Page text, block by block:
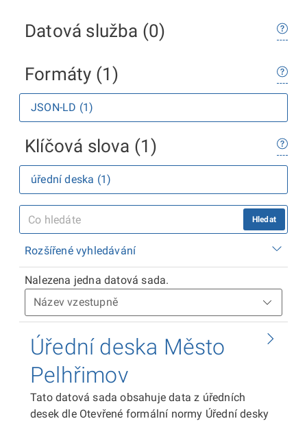
Datová služba (0)
Formáty (1)
JSON-LD (1)
Klíčová slova (1)
úřední deska (1)
Hledat
Rozšířené vyhledávání
Nalezena jedna datová sada.
Úřední deska Město
Pelhřimov
Tato datová sada obsahuje data z úředních
desek dle Otevřené formální normy Úřední desky